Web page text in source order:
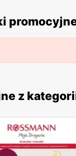
części do
do niej. Sklep
Grene
z